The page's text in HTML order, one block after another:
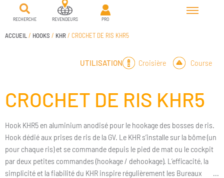
RECHERCHE REVENDEURS PRO
ACCUEIL / HOOKS / KHR/ CROCHET DE RIS KHR5
UTILISATION Croisière Course
CROCHET DE RIS KHR5
Hook KHR5 en aluminium anodisé pour le hookage des bosses de ris.
Hook dédié aux prises de ris de la GV. Le KHR s’installe sur la bôme (un
pour chaque ris) et se commande depuis le pied de mat ou le cockpit
par deux petites commandes (hookage / dehookage). L’efficacité, la
simplicité et la fiabilité du KHR inspire régulièrement les Bureaux